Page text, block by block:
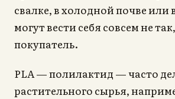
свалке, в холодной почве или
могут вести себя совсем не
покупатель.
PLA — полилактид — часто
растительного сырья,